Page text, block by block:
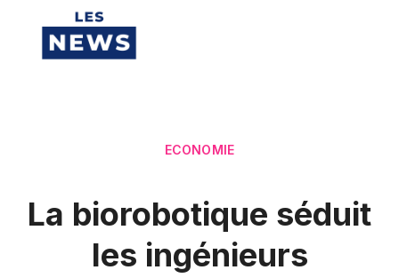
ECONOMIE
La biorobotique séduit
les ingénieurs